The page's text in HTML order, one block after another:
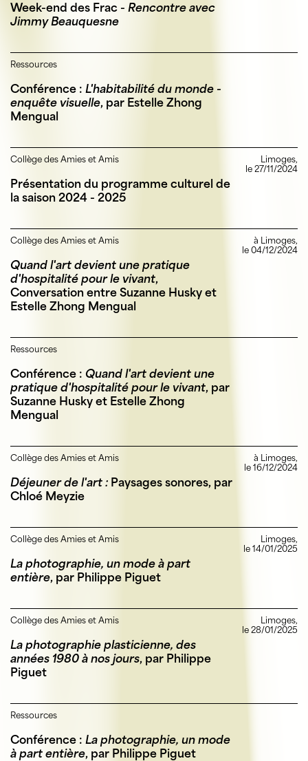
Week-end des Frac - Rencontre avec
Jimmy Beauquesne
Ressources
Conférence : L'habitabilité du monde -
enquête visuelle, par Estelle Zhong
Mengual
Collège des Amies et Amis
Présentation du programme culturel de
la saison 2024 - 2025
Limoges,
le 27/11/2024
Collège des Amies et Amis
Quand l'art devient une pratique
d'hospitalité pour le vivant,
Conversation entre Suzanne Husky et
Estelle Zhong Mengual
à Limoges,
le 04/12/2024
Ressources
Conférence : Quand l'art devient une
pratique d'hospitalité pour le vivant, par
Suzanne Husky et Estelle Zhong
Mengual
Collège des Amies et Amis
Déjeuner de l'art : Paysages sonores, par
Chloé Meyzie
à Limoges,
le 16/12/2024
Collège des Amies et Amis
La photographie, un mode à part
entière, par Philippe Piguet
Limoges,
le 14/01/2025
Collège des Amies et Amis
La photographie plasticienne, des
années 1980 à nos jours, par Philippe
Piguet
Limoges,
le 28/01/2025
Ressources
Conférence : La photographie, un mode
à part entière, par Philippe Piguet